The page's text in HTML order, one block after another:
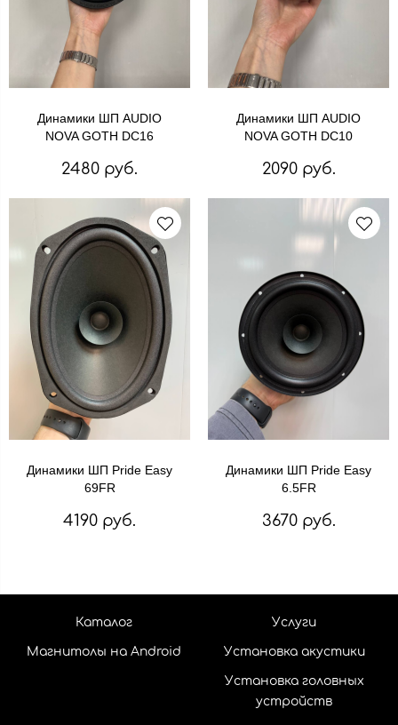
Динамики ШП AUDIO
NOVA GOTH DC16
2480 руб.
Динамики ШП AUDIO
NOVA GOTH DC10
2090 руб.
Динамики ШП Pride Easy
69FR
4190 руб.
Динамики ШП Pride Easy
6.5FR
3670 руб.
Каталог
Магнитолы на Android
Услуги
Установка акустики
Установка головных
устройств